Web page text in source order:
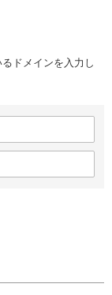
ドメインを入力し